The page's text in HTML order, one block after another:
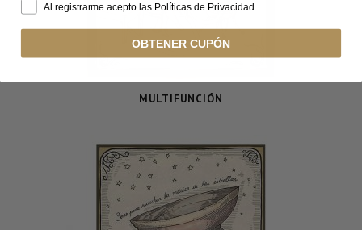
MULTIFUNCIÓN
Al registrarme acepto las Políticas de Privacidad.
OBTENER CUPÓN